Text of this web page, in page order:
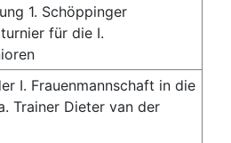
1. Schöppinger
für die I.
I. Frauenmannschaft in die
Trainer Dieter van der